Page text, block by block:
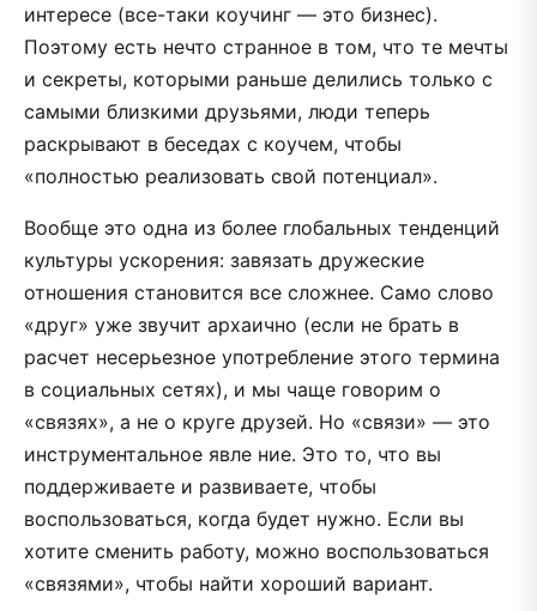
интересе (все-таки коучинг — это бизнес).
Поэтому есть нечто странное в том, что те мечты
и секреты, которыми раньше делились только с
самыми близкими друзьями, люди теперь
раскрывают в беседах с коучем, чтобы
«полностью реализовать свой потенциал».
Вообще это одна из более глобальных тенденций
культуры ускорения: завязать дружеские
отношения становится все сложнее. Само слово
«друг» уже звучит архаично (если не брать в
расчет несерьезное употребление этого термина
в социальных сетях), и мы чаще говорим о
«связях», а не о круге друзей. Но «связи» — это
инструментальное явле ние. Это то, что вы
поддерживаете и развиваете, чтобы
воспользоваться, когда будет нужно. Если вы
хотите сменить работу, можно воспользоваться
«связями», чтобы найти хороший вариант.